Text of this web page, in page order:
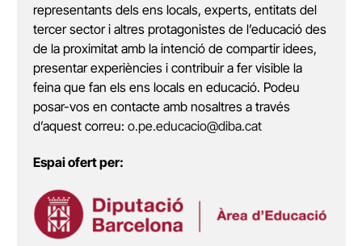
representants dels ens locals, experts, entitats del
tercer sector i altres protagonistes de l’educació des
de la proximitat amb la intenció de compartir idees,
presentar experiències i contribuir a fer visible la
feina que fan els ens locals en educació. Podeu
posar-vos en contacte amb nosaltres a través
d’aquest correu: o.pe.educacio@diba.cat
Espai ofert per: